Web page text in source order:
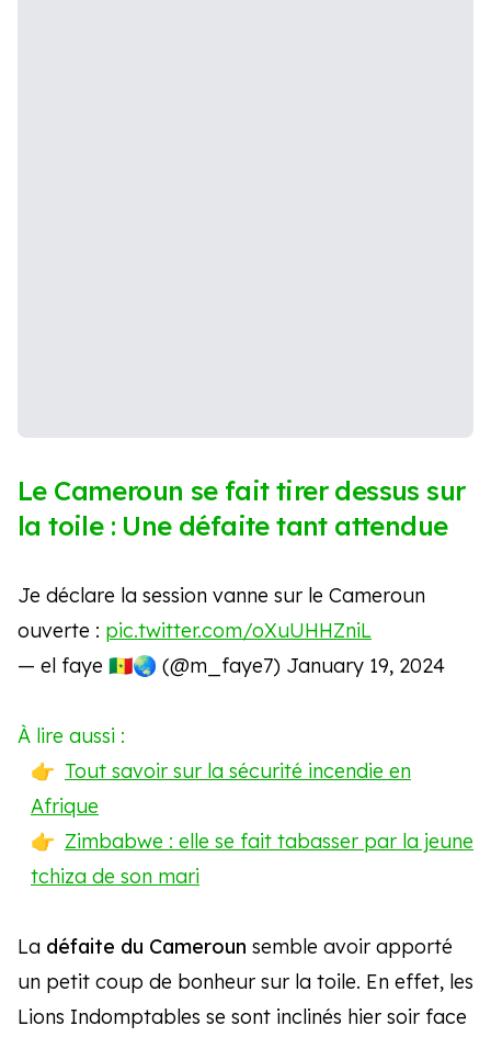
Le Cameroun se fait tirer dessus sur
la toile : Une défaite tant attendue
Je déclare la session vanne sur le Cameroun
ouverte : pic.twitter.com/oXuUHHZniL
— el faye 🇸🇳🌏 (@m_faye7) January 19, 2024
La défaite du Cameroun semble avoir apporté
un petit coup de bonheur sur la toile. En effet, les
Lions Indomptables se sont inclinés hier soir face
À lire aussi :
Tout savoir sur la sécurité incendie en
Afrique
Zimbabwe : elle se fait tabasser par la jeune
tchiza de son mari